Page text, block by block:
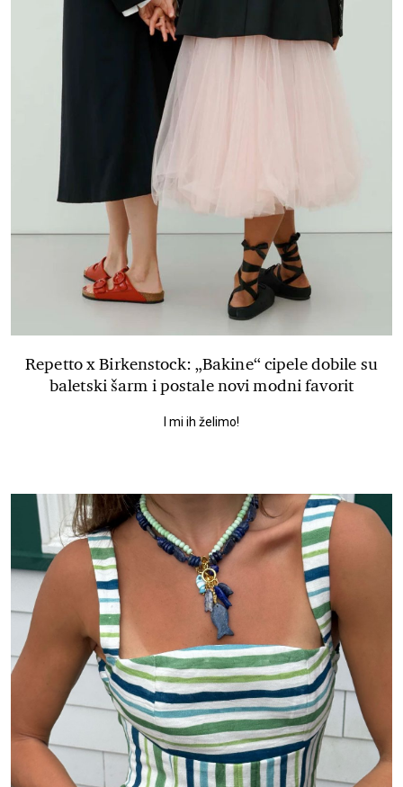
Repetto x Birkenstock: „Bakine“ cipele dobile su
baletski šarm i postale novi modni favorit
I mi ih želimo!